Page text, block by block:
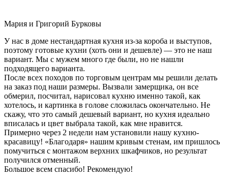
Мария и Григорий Бурковы
У нас в доме нестандартная кухня из-за короба и выступов,
поэтому готовые кухни (хоть они и дешевле) — это не наш
вариант. Мы с мужем много где были, но не нашли
подходящего варианта.
После всех походов по торговым центрам мы решили делать
на заказ под наши размеры. Вызвали замерщика, он все
обмерил, посчитал, нарисовал кухню именно такой, как
хотелось, и картинка в голове сложилась окончательно. Не
скажу, что это самый дешевый вариант, но кухня идеально
вписалась и цвет выбрала такой, как мне нравится.
Примерно через 2 недели нам установили нашу кухню-
красавицу! «Благодаря» нашим кривым стенам, им пришлось
помучиться с монтажом верхних шкафчиков, но результат
получился отменный.
Большое всем спасибо! Рекомендую!